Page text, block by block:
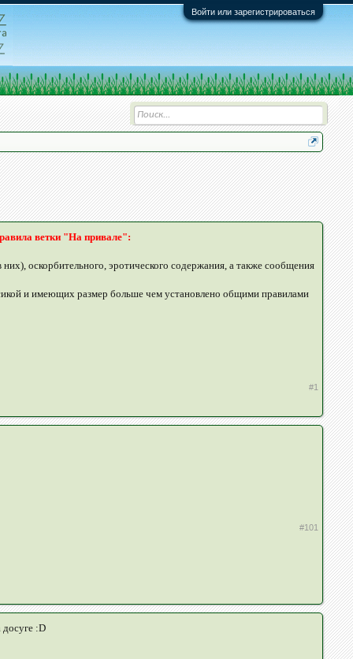
Войти или зарегистрироваться
ветки "На привале":
оскорбительного, эротического содержания, а также сообщения
и имеющих размер больше чем установлено общими правилами
#1
#101
:D